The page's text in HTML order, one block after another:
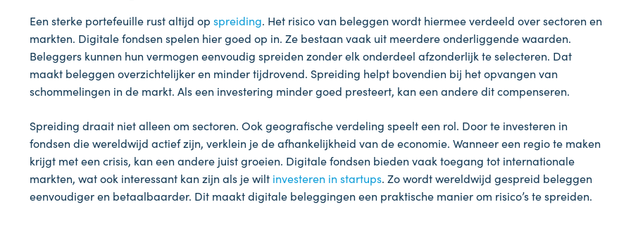
Een sterke portefeuille rust altijd op spreiding. Het risico van beleggen wordt hiermee verdeeld over sectoren en
markten. Digitale fondsen spelen hier goed op in. Ze bestaan vaak uit meerdere onderliggende waarden.
Beleggers kunnen hun vermogen eenvoudig spreiden zonder elk onderdeel afzonderlijk te selecteren. Dat
maakt beleggen overzichtelijker en minder tijdrovend. Spreiding helpt bovendien bij het opvangen van
schommelingen in de markt. Als een investering minder goed presteert, kan een andere dit compenseren.
Spreiding draait niet alleen om sectoren. Ook geografische verdeling speelt een rol. Door te investeren in
fondsen die wereldwijd actief zijn, verklein je de afhankelijkheid van de economie. Wanneer een regio te maken
krijgt met een crisis, kan een andere juist groeien. Digitale fondsen bieden vaak toegang tot internationale
markten, wat ook interessant kan zijn als je wilt investeren in startups. Zo wordt wereldwijd gespreid beleggen
eenvoudiger en betaalbaarder. Dit maakt digitale beleggingen een praktische manier om risico’s te spreiden.